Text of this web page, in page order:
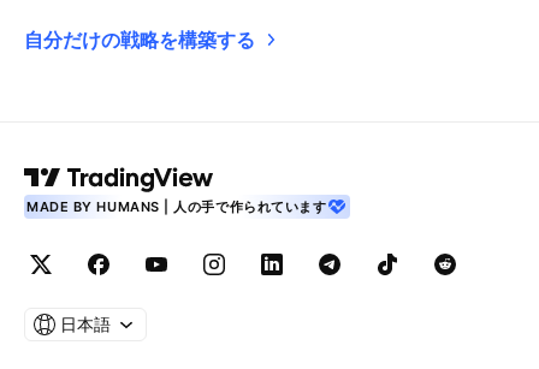
自分だけの戦略を構築する
MADE BY HUMANS | 人の手で作られています
日本語